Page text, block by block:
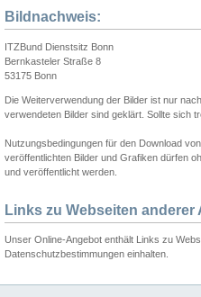
Bildnachweis:
ITZBund Dienstsitz Bonn
Bernkasteler Straße 8
53175 Bonn
Die Weiterverwendung der Bilder ist nur
verwendeten Bilder sind geklärt. Sollte sich
Nutzungsbedingungen für den Download
veröffentlichten Bilder und Grafiken dürfen
und veröffentlicht werden.
Links zu Webseiten anderer
Unser Online-Angebot enthält Links zu
Datenschutzbestimmungen einhalten.